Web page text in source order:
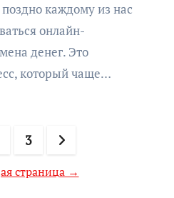
онлайн-
денег. Это
который чаще…
3
страница →